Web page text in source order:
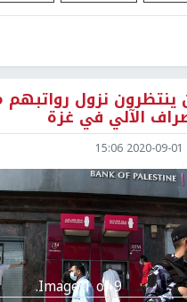
نزول رواتبهم
الآلي في غزة
2020-09-01 15:06
Image 1 of 9.